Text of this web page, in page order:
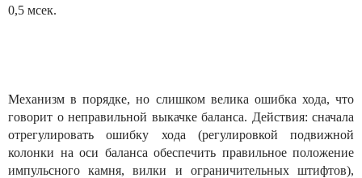
0,5 мсек.
Механизм в порядке, но слишком велика ошибка хода, что
говорит о неправильной выкачке баланса. Действия: сначала
отрегулировать ошибку хода (регулировкой подвижной
колонки на оси баланса обеспечить правильное положение
импульсного камня, вилки и ограничительных штифтов),